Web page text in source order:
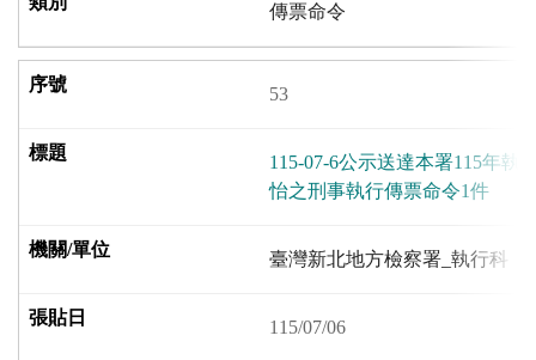
傳票命令
53
115-07-6公示送達本署115年執
怡之刑事執行傳票命令1件
臺灣新北地方檢察署_執行科
115/07/06